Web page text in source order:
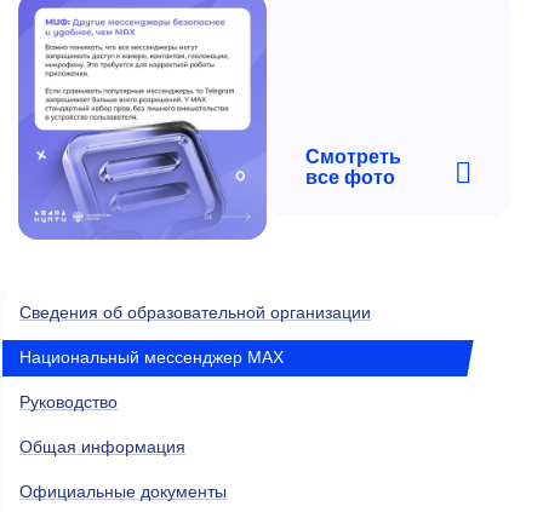
Смотреть
все фото
Сведения об образовательной организации
Национальный мессенджер MAX
Руководство
Общая информация
Официальные документы